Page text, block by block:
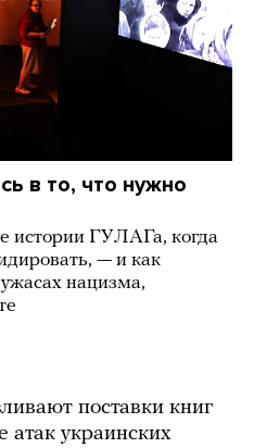
в то, что нужно
истории ГУЛАГа, когда
— и как
нацизма,
поставки книг
украинских